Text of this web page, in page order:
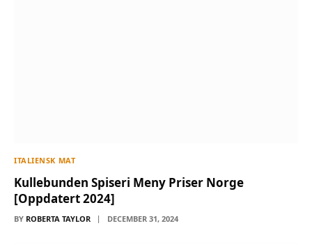
ITALIENSK MAT
Kullebunden Spiseri Meny Priser Norge
[Oppdatert 2024]
BY ROBERTA TAYLOR DECEMBER 31, 2024